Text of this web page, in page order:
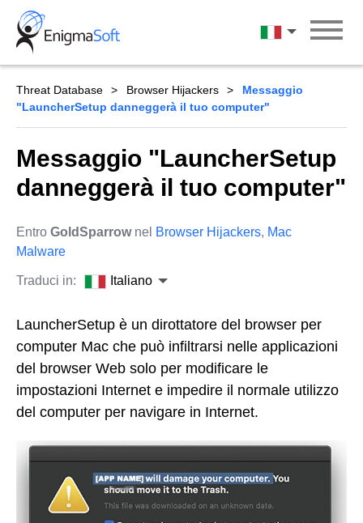
Skip
content
Italiano
Threat Database Browser Hijackers
Messaggio
"LauncherSetup danneggerà il tuo computer"
Messaggio "LauncherSetup
danneggerà il tuo computer"
Entro GoldSparrownel Browser Hijackers, Mac
Malware
Traduci in: Italiano
LauncherSetup è un dirottatore del browser per
computer Mac che può infiltrarsi nelle applicazioni
del browser Web solo per modificare le
impostazioni Internet e impedire il normale utilizzo
del computer per navigare in Internet.